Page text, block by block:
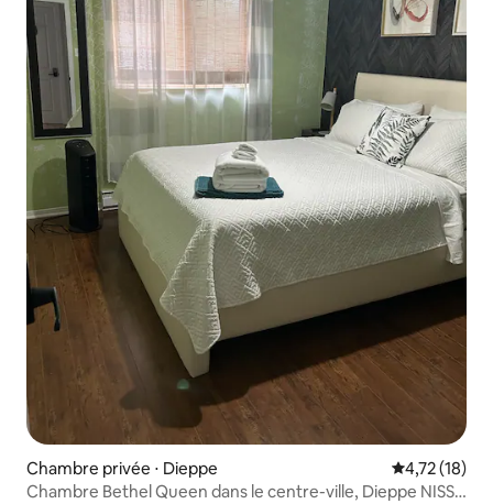
Chambre privée ⋅ Dieppe Évaluation
4,72 (18)
Chambre Bethel Queen dans le centre-ville, Dieppe NISSI